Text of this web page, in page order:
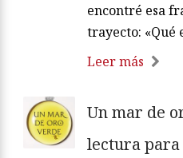
encontré esa
trayecto:
Leer más
Un mar de
lectura